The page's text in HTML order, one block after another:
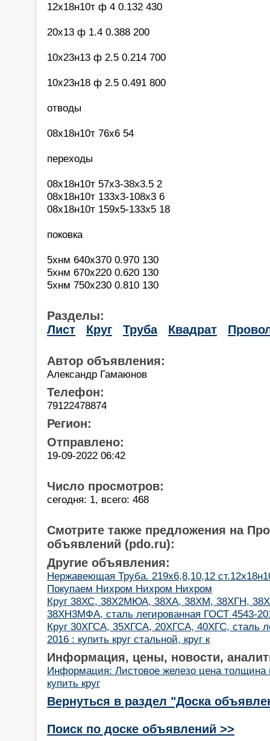
12х18н10т ф 4 0.132 430
20х13 ф 1.4 0.388 200
10х23н13 ф 2.5 0.214 700
10х23н18 ф 2.5 0.491 800
отводы
08х18н10т 76х6 54
переходы
08х18н10т 57х3-38х3.5 2
08х18н10т 133х3-108х3 6
08х18н10т 159х5-133х5 18
поковка
5хнм 640х370 0.970 130
5хнм 670х220 0.620 130
5хнм 750х230 0.810 130
Разделы:
Лист
Круг Труба Квадрат
Автор объявления:
Александр Гамаюнов
Телефон:
79122478874
Регион:
Отправлено:
19-09-2022 06:42
Число просмотров:
сегодня: 1, всего: 468
Смотрите также предложения на
объявлений (pdo.ru):
Другие объявления:
Нержавеющая Труба. 219х6,8,10,12
Покупаем Нихром Нихром Нихром
Круг 38ХС, 38Х2МЮА, 38ХА, 38ХМ, 38ХГН,
38ХН3МФА, сталь легированная ГОСТ 4543-
Круг 30ХГСА, 35ХГСА, 20ХГСА, 40ХГС, сталь
2016 : купить круг стальной, круг к
Информация, цены, новости,
Информация: Листовое железо цена толщина
купить круг
Вернуться в раздел "Доска
Поиск по доске объявлений >>